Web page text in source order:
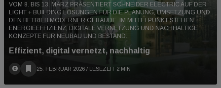
VOM 8. BIS 13. MÄRZ PRÄSENTIERT SCHNEIDER ELECTRIC AUF DER
LIGHT + BUILDING LÖSUNGEN FÜR DIE PLANUNG, UMSETZUNG UND
DEN BETRIEB MODERNER GEBÄUDE. IM MITTELPUNKT STEHEN
ENERGIEEFFIZIENZ, DIGITALE VERNETZUNG UND NACHHALTIGE
KONZEPTE FÜR NEUBAU UND BESTAND.
Effizient, digital vernetzt, nachhaltig
25. FEBRUAR 2026 / LESEZEIT 2 MIN